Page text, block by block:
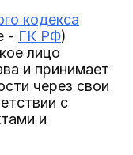
кодекса
- ГК РФ)
лицо
и принимает
через свои
с
и